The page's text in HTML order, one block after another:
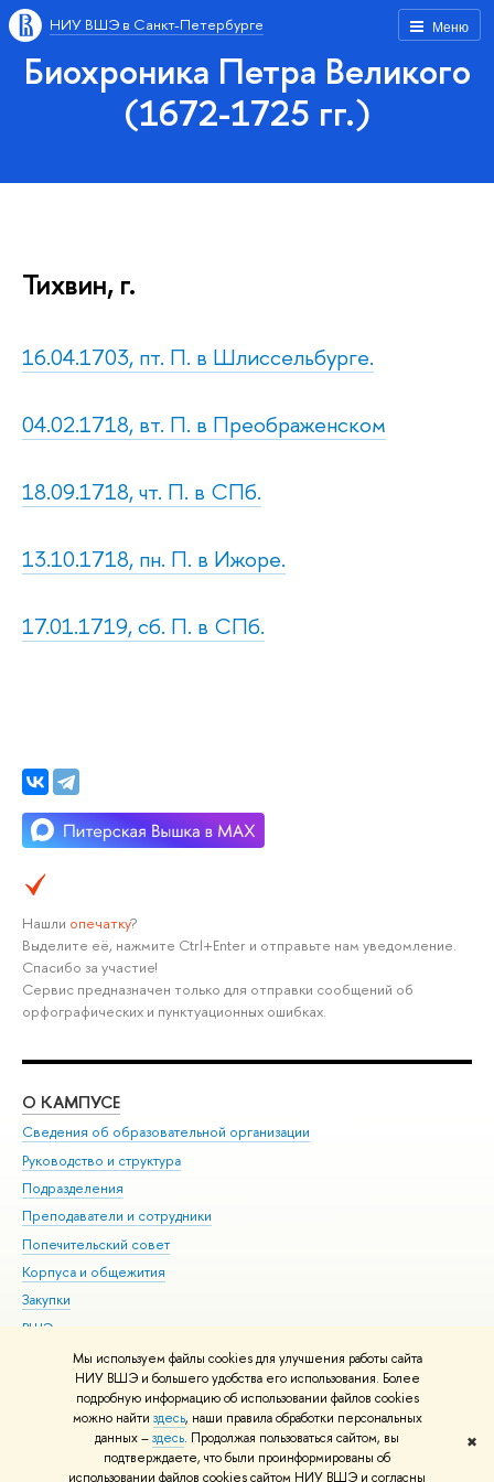
Мы используем файлы cookies для улучшения работы сайта
НИУ ВШЭ и большего удобства его использования. Более
подробную информацию об использовании файлов cookies
можно найти здесь, наши правила обработки персональных
данных –здесь. Продолжая пользоваться сайтом, вы
подтверждаете, что были проинформированы об
использовании файлов cookies сайтом НИУ ВШЭ и согласны
✖
Меню
НИУ ВШЭ в Санкт-Петербурге
Биохроника Петра Великого
(1672-1725 гг.)
Тихвин, г.
16.04.1703, пт. П. в Шлиссельбурге.
04.02.1718, вт. П. в Преображенском
18.09.1718, чт. П. в СПб.
13.10.1718, пн. П. в Ижоре.
17.01.1719, сб. П. в СПб.
Нашли опечатку?
Выделите её, нажмите Ctrl+Enter и отправьте нам уведомление.
Спасибо за участие!
Сервис предназначен только для отправки сообщений об
орфографических и пунктуационных ошибках.
О КАМПУСЕ
Сведения об образовательной организации
Руководство и структура
Подразделения
Преподаватели и сотрудники
Попечительский совет
Корпуса и общежития
Закупки
ВШЭ для студентов с ограниченными возможностями
здоровья и инвалидностью
Версия для слабовидящих
Единая платежная страница
© НИУ ВШЭ 1993–2026 Адреса и контакты Условия использования